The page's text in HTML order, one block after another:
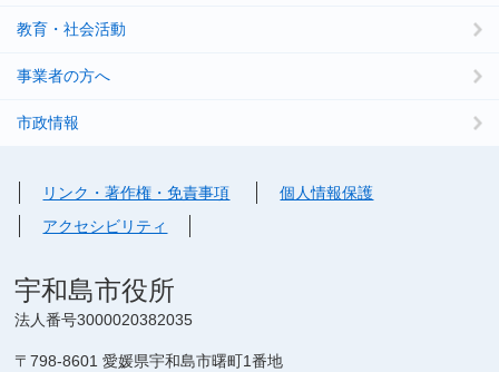
教育・社会活動
事業者の方へ
市政情報
リンク・著作権・免責事項
個人情報保護
アクセシビリティ
宇和島市役所
法人番号3000020382035
〒798-8601 愛媛県宇和島市曙町1番地